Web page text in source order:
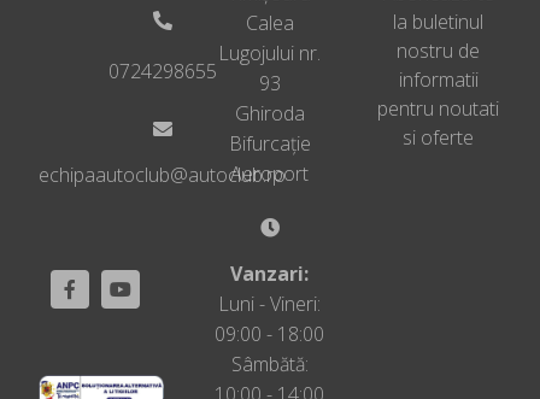
0724298655
echipaautoclub@autoclub.ro
Calea
Lugojului nr.
93
Ghiroda
Bifurcație
Aeroport
Vanzari:
Luni - Vineri:
09:00 - 18:00
Sâmbătă:
la buletinul
nostru de
informatii
pentru noutati
si oferte